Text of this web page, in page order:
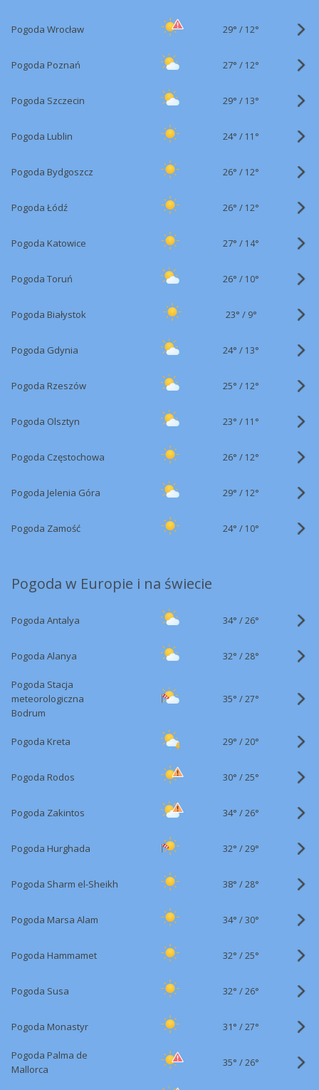
Pogoda Wrocław 29° / 12°
Pogoda Poznań 27° / 12°
Pogoda Szczecin 29° / 13°
Pogoda Lublin 24° / 11°
Pogoda Bydgoszcz 26° / 12°
Pogoda Łódź 26° / 12°
Pogoda Katowice 27° / 14°
Pogoda Toruń 26° / 10°
Pogoda Białystok 23° / 9°
Pogoda Gdynia 24° / 13°
Pogoda Rzeszów 25° / 12°
Pogoda Olsztyn 23° / 11°
Pogoda Częstochowa 26° / 12°
Pogoda Jelenia Góra 29° / 12°
Pogoda Zamość 24° / 10°
Pogoda w Europie i na świecie
Pogoda Antalya 34° /26°
Pogoda Alanya 32° /28°
Pogoda Stacja
meteorologiczna
Bodrum
35° /27°
Pogoda Kreta 29° /20°
Pogoda Rodos 30° /25°
Pogoda Zakintos 34° /26°
Pogoda Hurghada 32° /29°
Pogoda Sharm el-Sheikh 38° /28°
Pogoda Marsa Alam 34° /30°
Pogoda Hammamet 32° /25°
Pogoda Susa 32° /26°
Pogoda Monastyr 31° /27°
Pogoda Palma de
Mallorca
35° /26°